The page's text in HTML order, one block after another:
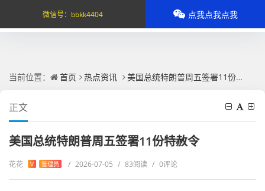
当前位置： 首页 热点资讯 美国总统特朗普周五签署11份特赦令
正文
美国总统特朗普周五签署11份特赦令
花花 V 管理员 / 2026-07-05 / 83阅读 / 0评论
微信号： bbkk4404 点我点我点我